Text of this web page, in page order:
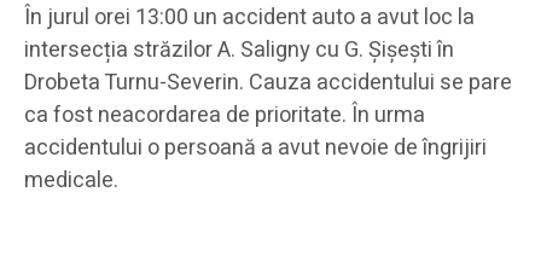
În jurul orei 13:00 un accident auto a avut loc la
intersecția străzilor A. Saligny cu G. Șișești în
Drobeta Turnu-Severin. Cauza accidentului se pare
ca fost neacordarea de prioritate. În urma
accidentului o persoană a avut nevoie de îngrijiri
medicale.